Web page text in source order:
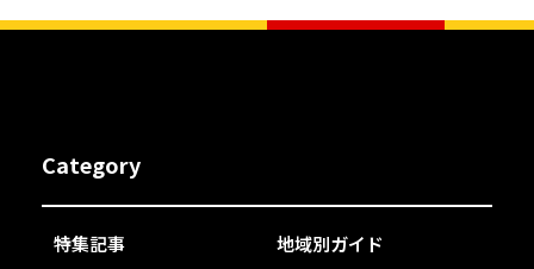
Category
特集記事
地域別ガイド